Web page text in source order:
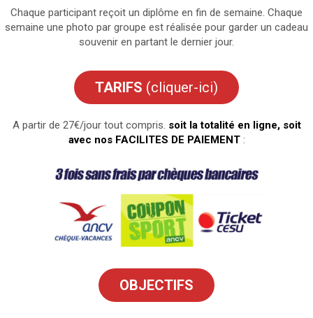
Chaque participant reçoit un diplôme en fin de semaine. Chaque
semaine une photo par groupe est réalisée pour garder un cadeau
souvenir en partant le dernier jour.
TARIFS (cliquer-ici)
A partir de 27€/jour tout compris. soit la totalité en ligne, soit
avec nos FACILITES DE PAIEMENT :
OBJECTIFS